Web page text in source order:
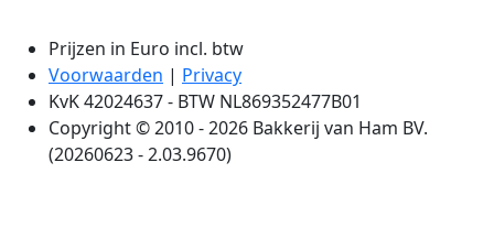
Prijzen in Euro incl. btw
Voorwaarden | Privacy
KvK 42024637 - BTW NL869352477B01
Copyright © 2010 - 2026 Bakkerij van Ham BV.
(20260623 - 2.03.9670)